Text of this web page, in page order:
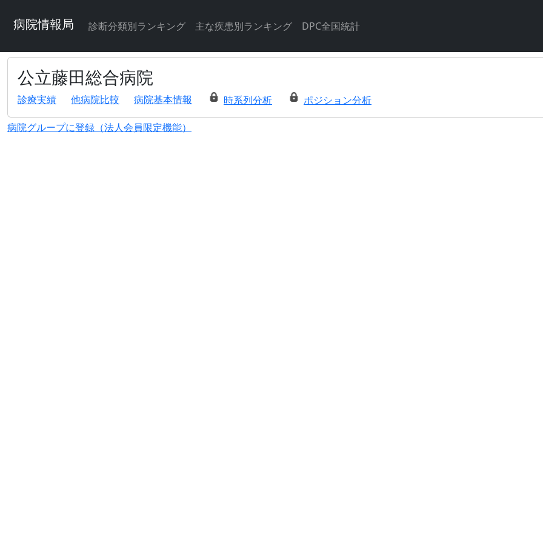
病院情報局 診断分類別ランキング 主な疾患別ランキング DPC全国統計
公立藤田総合病院
診療実績 他病院比較 病院基本情報 時系列分析 ポジション分析
病院グループに登録（法人会員限定機能）